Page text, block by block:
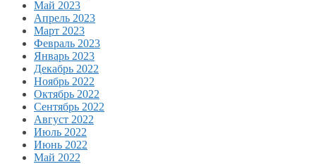
Май 2023
Апрель 2023
Март 2023
Февраль 2023
Январь 2023
Декабрь 2022
Ноябрь 2022
Октябрь 2022
Сентябрь 2022
Август 2022
Июль 2022
Июнь 2022
Май 2022